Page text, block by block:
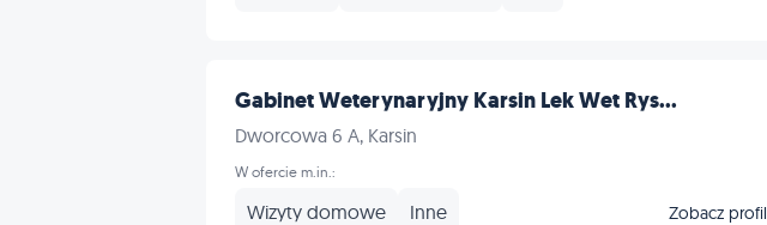
Gabinet Weterynaryjny Karsin Lek Wet Rys...
Dworcowa 6 A, Karsin
W ofercie m.in.:
Wizyty domowe Inne Zobacz profil